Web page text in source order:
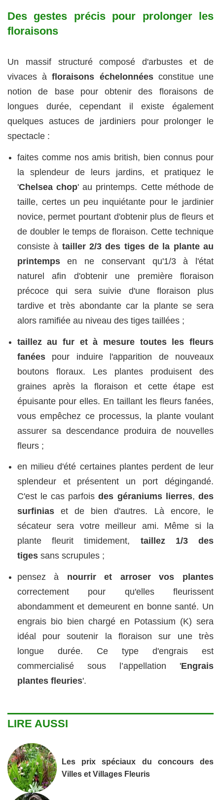
Des gestes précis pour prolonger les
floraisons
Un massif structuré composé d'arbustes et de
vivaces àfloraisons échelonnéesconstitue une
notion de base pour obtenir des floraisons de
longues durée, cependant il existe également
quelques astuces de jardiniers pour prolonger le
spectacle :
faites comme nos amis british, bien connus pour
la splendeur de leurs jardins, et pratiquez le
'Chelsea chop' au printemps. Cette méthode de
taille, certes un peu inquiétante pour le jardinier
novice, permet pourtant d'obtenir plus de fleurs et
de doubler le temps de floraison. Cette technique
consiste à tailler 2/3 des tiges de la plante au
printempsen ne conservant qu'1/3 à l'état
naturel afin d'obtenir une première floraison
précoce qui sera suivie d'une floraison plus
tardive et très abondante car la plante se sera
alors ramifiée au niveau des tiges taillées ;
taillez au fur et à mesure toutes les fleurs
fanéespour induire l'apparition de nouveaux
boutons floraux. Les plantes produisent des
graines après la floraison et cette étape est
épuisante pour elles. En taillant les fleurs fanées,
vous empêchez ce processus, la plante voulant
assurer sa descendance produira de nouvelles
fleurs ;
en milieu d'été certaines plantes perdent de leur
splendeur et présentent un port dégingandé.
C'est le cas parfoisdes géraniums lierres, des
surfiniaset de bien d'autres. Là encore, le
sécateur sera votre meilleur ami. Même si la
plante fleurit timidement, taillez 1/3 des
tigessans scrupules ;
pensez à nourrir et arroser vos plantes
correctement pour qu'elles fleurissent
abondamment et demeurent en bonne santé. Un
engrais bio bien chargé en Potassium (K) sera
idéal pour soutenir la floraison sur une très
longue durée. Ce type d'engrais est
commercialisé sous l’appellation 'Engrais
plantes fleuries'.
LIRE AUSSI
Les prix spéciaux du concours des
Villes et Villages Fleuris